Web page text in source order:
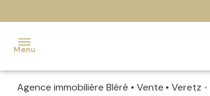
Menu
Agence immobilière Bléré Vente Veretz